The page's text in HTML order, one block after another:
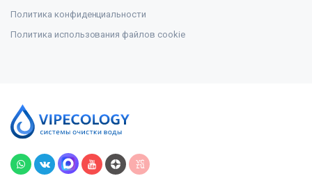
Политика конфиденциальности
Политика использования файлов cookie